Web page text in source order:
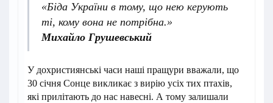
«Біда України в тому, що нею керують
ті, кому вона не потрібна.»
Михайло Грушевський
У дохристиянські часи наші пращури вважали, що
30 січня Сонце викликає з вирію усіх тих птахів,
які прилітають до нас навесні. А тому залишали